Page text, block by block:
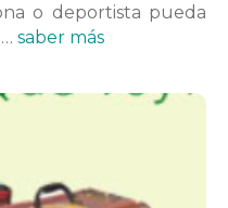
o deportista pueda
saber más